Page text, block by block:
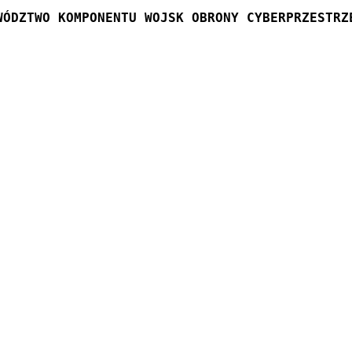
KOMPONENTU WOJSK OBRONY